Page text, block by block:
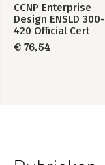
CCNP Enterprise
Design ENSLD 300-
420 Official Cert
Guide: Designing
Cisco Enterprise
€ 76,54